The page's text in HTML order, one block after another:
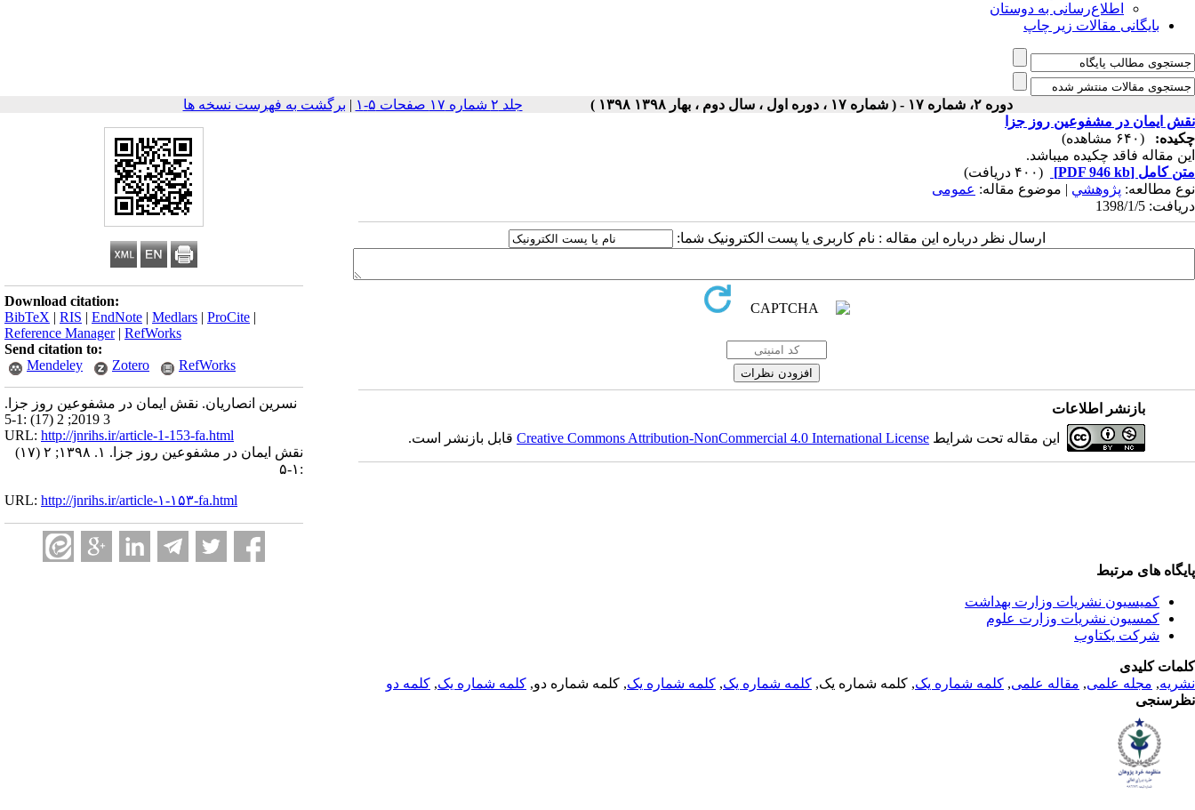
اطلاع‌رسانی به دوستان
بایگانی مقالات زیر چاپ
دوره ۲، شماره ۱۷ - ( شماره ۱۷ ، دوره اول ، سال دوم ، بهار ۱۳۹۸ ۱۳۹۸ ) جلد ۲ شماره ۱۷ صفحات ۵-۱ | برگشت به فهرست نسخه ها
Download citation:
BibTeX | RIS | EndNote | Medlars | ProCite |
Reference Manager| RefWorks
Send citation to:
Mendeley
Zotero RefWorks
نسرین انصاریان. نقش ایمان در مشفوعین روز جزا.
3 2019; 2 (17) :1-5
URL: http://jnrihs.ir/article-1-153-fa.html
نقش ایمان در مشفوعین روز جزا. ۱. ۱۳۹۸; ۲ (۱۷)
:۱-۵
URL: http://jnrihs.ir/article-۱-۱۵۳-fa.html
نقش ایمان در مشفوعین روز جزا
چکیده:
(۶۴۰ مشاهده)
این مقاله فاقد چکیده می​باشد.
متن کامل [PDF 946 kb]
(۴۰۰ دریافت)
نوع مطالعه: پژوهشي | موضوع مقاله: عمومى
دریافت: 1398/1/5
ارسال نظر درباره این مقاله : نام کاربری یا پست الکترونیک شما:
بازنشر اطلاعات
این مقاله تحت شرایط Creative Commons Attribution-NonCommercial 4.0 International Licenseقابل بازنشر است.
پایگاه های مرتبط
کمیسیون نشریات وزارت بهداشت
کمسیون نشریات وزارت علوم
شرکت یکتاوب
کلمات کلیدی
نشریه, مجله علمی, مقاله علمی, کلمه شماره یک, کلمه شماره یک, کلمه شماره یک, کلمه شماره یک, کلمه شماره دو, کلمه شماره یک, کلمه دو
نظرسنجی